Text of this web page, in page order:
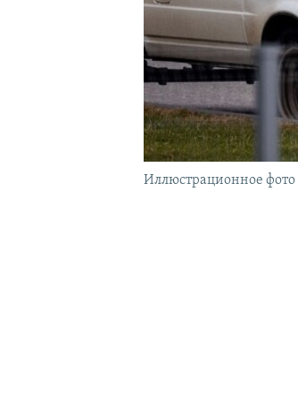
Иллюстрационное фото